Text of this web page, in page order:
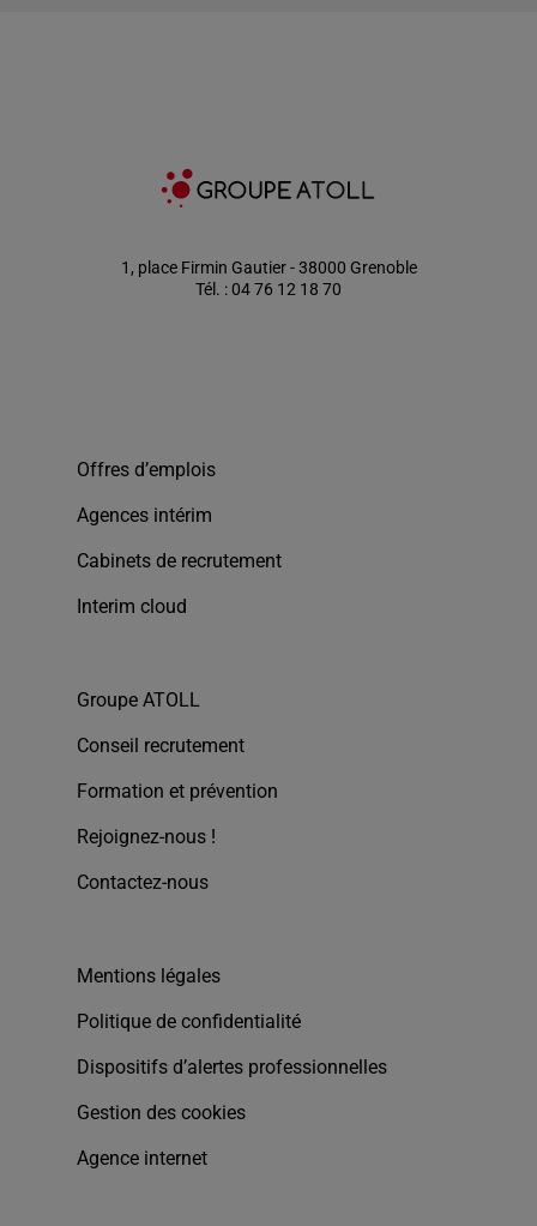
1, place Firmin Gautier - 38000 Grenoble
Tél. : 04 76 12 18 70
Offres d’emplois
Agences intérim
Cabinets de recrutement
Interim cloud
Groupe ATOLL
Conseil recrutement
Formation et prévention
Rejoignez-nous !
Contactez-nous
Mentions légales
Politique de confidentialité
Dispositifs d’alertes professionnelles
Gestion des cookies
Agence internet